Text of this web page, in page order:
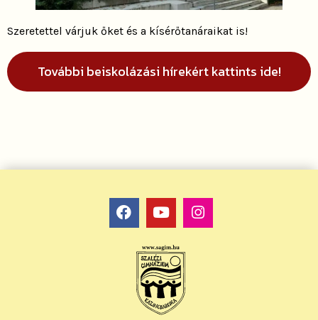
Szeretettel várjuk őket és a kísérőtanáraikat is!
További beiskolázási hírekért kattints ide!